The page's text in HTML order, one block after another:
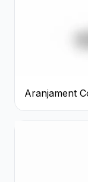
Aranjament
Cutie Rustică